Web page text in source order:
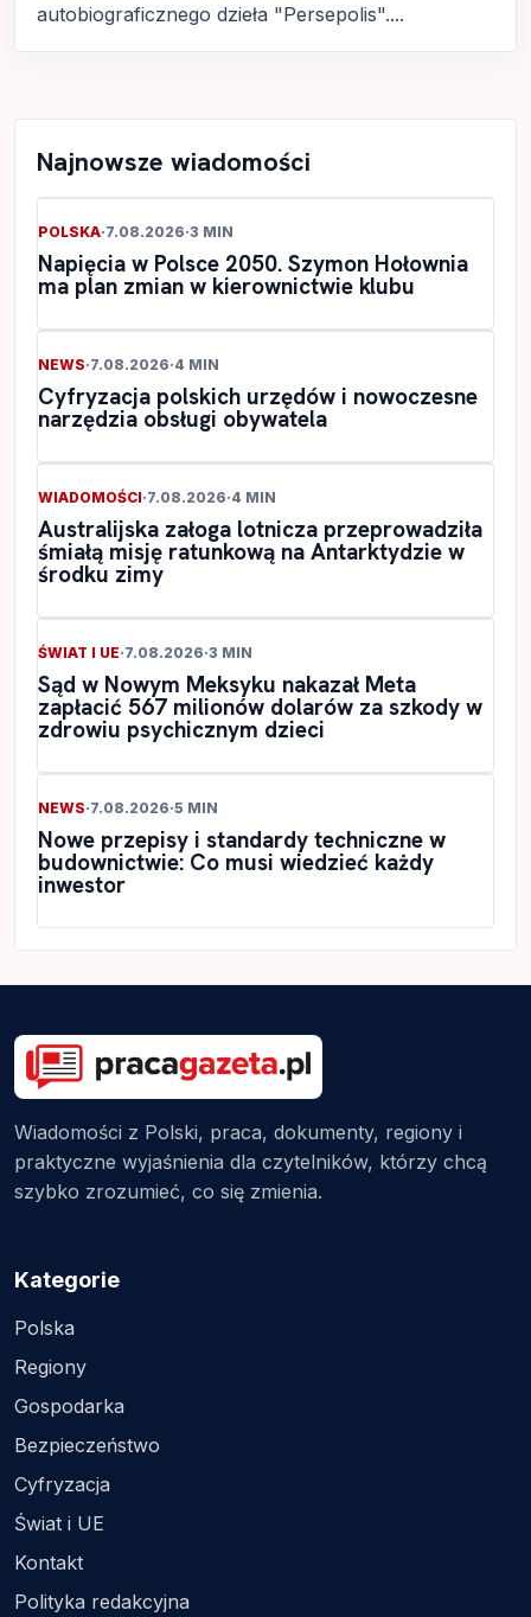
autobiograficznego dzieła "Persepolis"....
Najnowsze wiadomości
POLSKA·7.08.2026·3 MIN
Napięcia w Polsce 2050. Szymon Hołownia
ma plan zmian w kierownictwie klubu
NEWS·7.08.2026·4 MIN
Cyfryzacja polskich urzędów i nowoczesne
narzędzia obsługi obywatela
WIADOMOŚCI·7.08.2026·4 MIN
Australijska załoga lotnicza przeprowadziła
śmiałą misję ratunkową na Antarktydzie w
środku zimy
ŚWIAT I UE·7.08.2026·3 MIN
Sąd w Nowym Meksyku nakazał Meta
zapłacić 567 milionów dolarów za szkody w
zdrowiu psychicznym dzieci
NEWS·7.08.2026·5 MIN
Nowe przepisy i standardy techniczne w
budownictwie: Co musi wiedzieć każdy
inwestor
Wiadomości z Polski, praca, dokumenty, regiony i
praktyczne wyjaśnienia dla czytelników, którzy chcą
szybko zrozumieć, co się zmienia.
Kategorie
Polska
Regiony
Gospodarka
Bezpieczeństwo
Cyfryzacja
Świat i UE
Kontakt
Polityka redakcyjna